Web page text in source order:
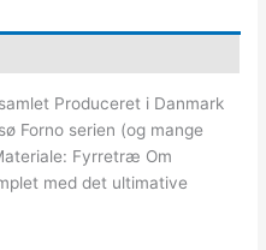
Produceret i Danmark
Forno serien (og mange
Fyrretræ Om
med det ultimative